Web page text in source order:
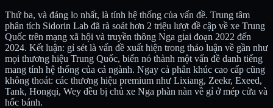
Thứ ba, và đáng lo nhất, là tính hệ thống của vấn đề. Trung tâm
phân tích Sidorin Lab đã rà soát hơn 2 triệu lượt đề cập về xe Trung
Quốc trên mạng xã hội và truyền thông Nga giai đoạn 2022 đến
2024. Kết luận: gỉ sét là vấn đề xuất hiện trong thảo luận về gần như
mọi thương hiệu Trung Quốc, biến nó thành một vấn đề danh tiếng
mang tính hệ thống của cả ngành. Ngay cả phân khúc cao cấp cũng
không thoát: các thương hiệu premium như Lixiang, Zeekr, Exeed,
Tank, Hongqi, Wey đều bị chủ xe Nga phàn nàn về gỉ ở mép cửa và
hốc bánh.